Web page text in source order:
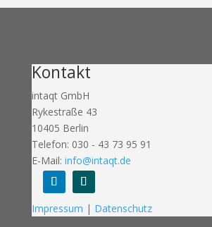
Kontakt
intaqt GmbH
Rykestraße 43
10405 Berlin
Telefon: 030 - 43 73 95 91
E-Mail: info@intaqt.de
Impressum | Datenschutz